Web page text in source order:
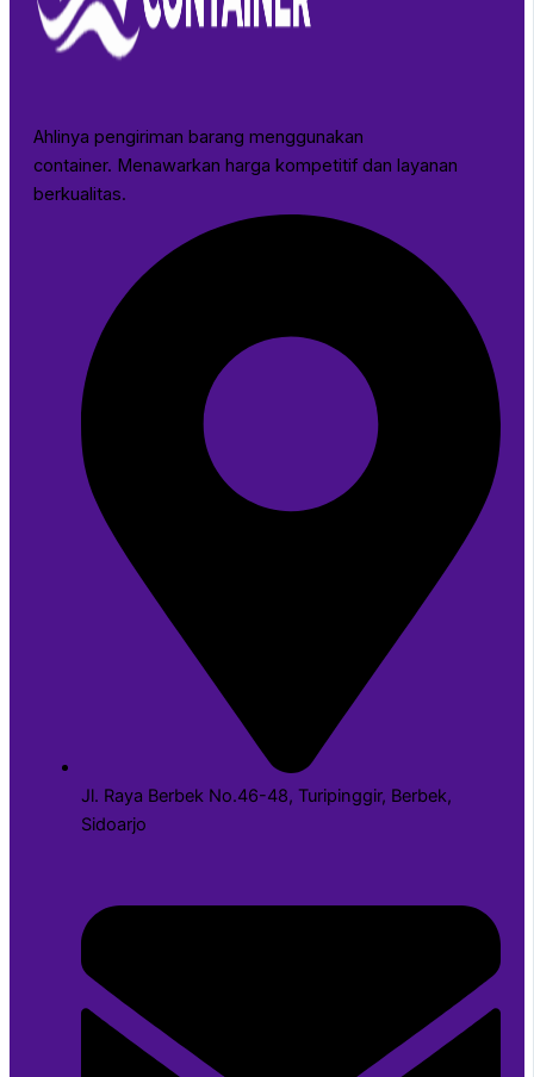
Ahlinya pengiriman barang menggunakan
container. Menawarkan harga kompetitif dan layanan
berkualitas.
Jl. Raya Berbek No.46-48, Turipinggir, Berbek,
Sidoarjo